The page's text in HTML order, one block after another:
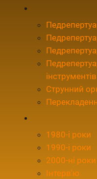
інструментів
Струнний
1980-і роки
1990-і роки
2000-ні роки
Інтерв'ю